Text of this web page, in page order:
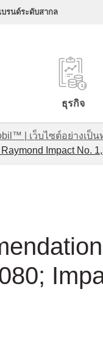
บรนด์ระดับสากล
ธุรกิจ
| เว็บไซต์อย่างเป็น
Impact No.